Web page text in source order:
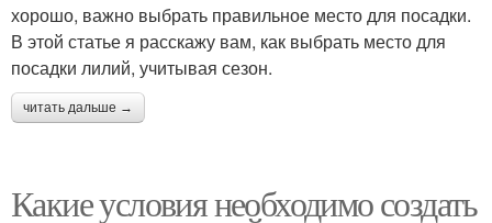
хорошо, важно выбрать правильное место для посадки.
В этой статье я расскажу вам, как выбрать место для
посадки лилий, учитывая сезон.
читать дальше →
Какие условия необходимо создать